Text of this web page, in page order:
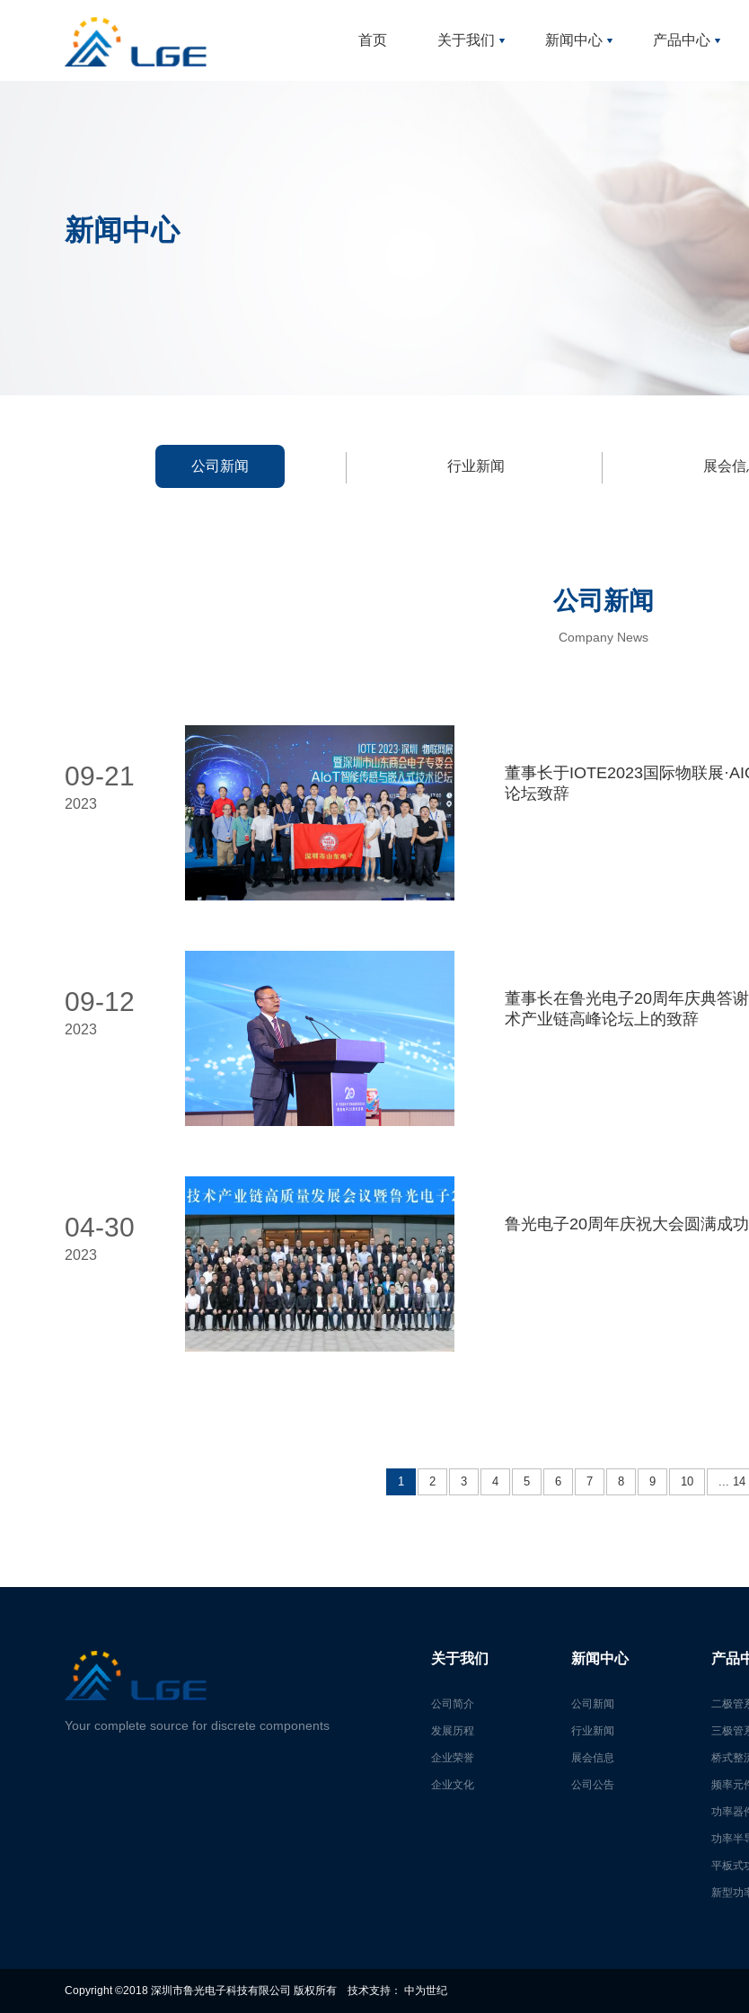
首页 关于我们
企业文化
新闻中心
公司公告
产品中心
新闻中心
公司新闻 行业新闻 展会信
公司新闻
Company News
09-21
2023
董事长于IOTE2023国际物联展
论坛致辞
09-12
2023
董事长在鲁光电子20周年庆典答
术产业链高峰论坛上的致辞
04-30
2023
鲁光电子20周年庆祝大会圆满成功
1 2 3 4 5 6 7 8 9 10 ... 14
Your complete source for discrete components
关于我们
公司简介
发展历程
企业荣誉
企业文化
新闻中心
公司新闻
行业新闻
展会信息
公司公告
产品
二极管
三极管
桥式整
频率元
功率器
功率半
平板式
新型功
Copyright ©2018 深圳市鲁光电子科技有限公司 版权所有 技术支持： 中为世纪